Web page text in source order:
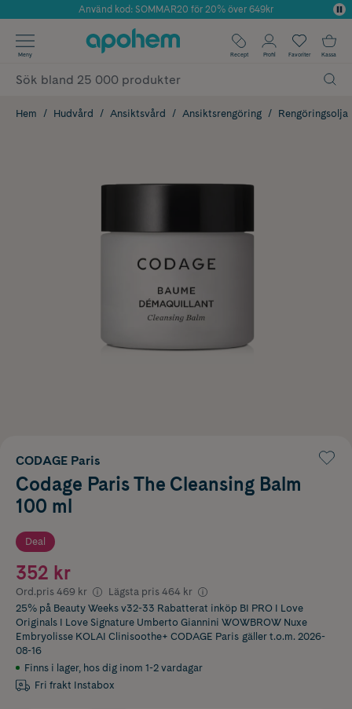
Årets Butik 2025 inom Skönhet
Använd kod: SOMMAR20 för 20% över 649kr
✓ Fri frakt
✓ Poäng på alla köp*
Meny Recept Profil Favoriter Kassa
Hem Hudvård Ansiktsvård Ansiktsrengöring Rengöringsolja
CODAGE Paris
Codage Paris The Cleansing Balm
100 ml
Deal
352 kr
Ord.pris 469 kr Lägsta pris 464 kr
25% på Beauty Weeks v32-33 Rabatterat inköp BI PRO I Love
Originals I Love Signature Umberto Giannini WOWBROW Nuxe
Embryolisse KOLAI Clinisoothe+ CODAGE Paris gäller t.o.m. 2026-
08-16
Finns i lager, hos dig inom 1-2 vardagar
Fri frakt Instabox